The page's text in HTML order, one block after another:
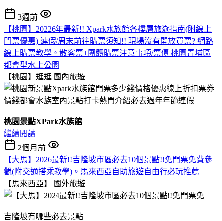
3週前
【桃園】20226年最新!! Xpark水族館各樓層旅遊指南(附線上
門票優惠) 連假/周末前往購票須知!! 現場沒有開放買票? 網路
線上購票教學。散客票+團體購票注意事項/票價 桃園青埔區
都會型水上公園
【桃園】逛逛 國內旅遊
桃園景點XPark水族館
繼續閱讀
2個月前
【大馬】2026最新!!吉隆坡市區必去10個景點!!免門票免費參
觀(附交通搭乘教學)。馬來西亞自助旅遊自由行必玩推薦
【馬來西亞】
國外旅遊
吉隆坡有哪些必去景點